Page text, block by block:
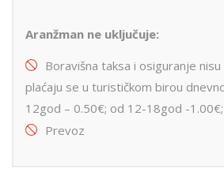
Aranžman ne uključuje:
Boravišna taksa i osiguranje nisu
plaćaju se u turističkom birou
12god – 0.50€; od 12-18god -
Prevoz